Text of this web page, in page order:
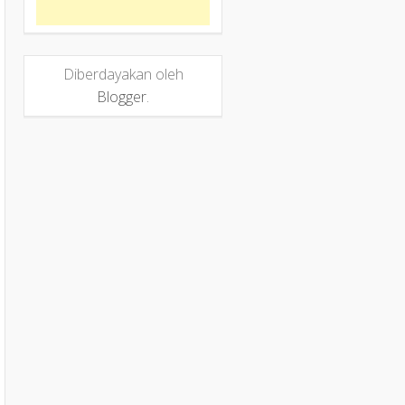
Diberdayakan oleh
Blogger.